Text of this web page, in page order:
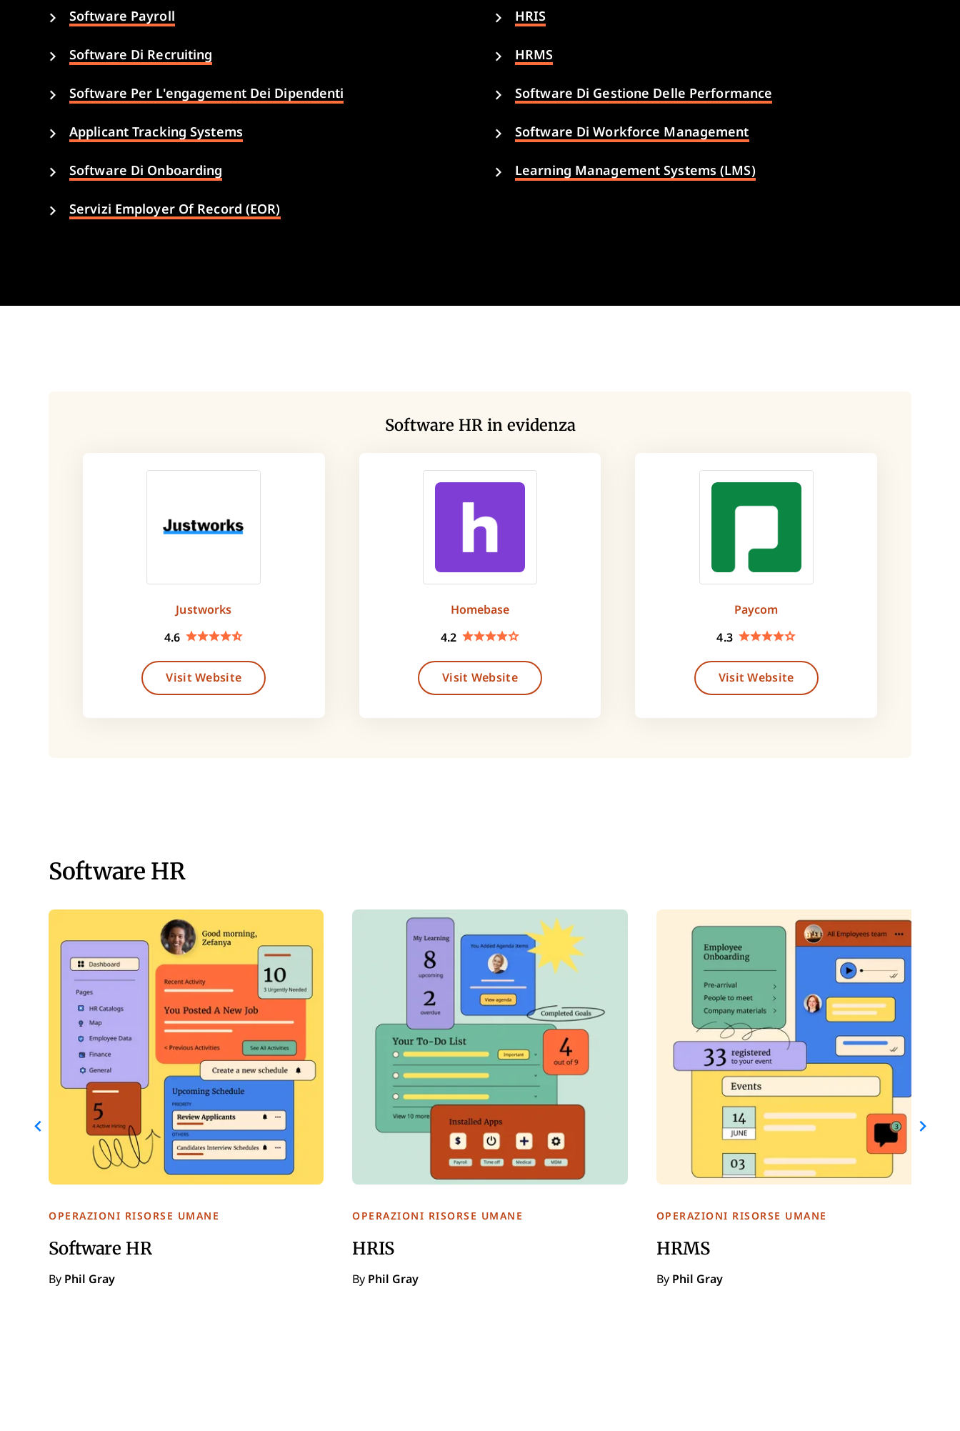
Software Payroll
Software Di Recruiting
Software Per L'engagement Dei Dipendenti
Applicant Tracking Systems
Software Di Onboarding
Servizi Employer Of Record (EOR)
HRIS
HRMS
Software Di Gestione Delle Performance
Software Di Workforce Management
Learning Management Systems (LMS)
Software HR in evidenza
Justworks
4.6
Visit Website
Homebase
4.2
Visit Website
Paycom
4.3
Visit Website
Software HR
OPERAZIONI RISORSE UMANE
Software HR
By Phil Gray
OPERAZIONI RISORSE UMANE
HRIS
By Phil Gray
OPERAZIONI RISORSE UMANE
HRMS
By Phil Gray